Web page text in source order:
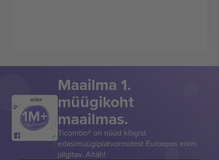
AITÄH!
Maailma 1.
müügikoht
maailmas.
Ticombo® on nüüd kõigist
edasimüügiplatvormidest Euroopas enim
jälgitav. Aitäh!